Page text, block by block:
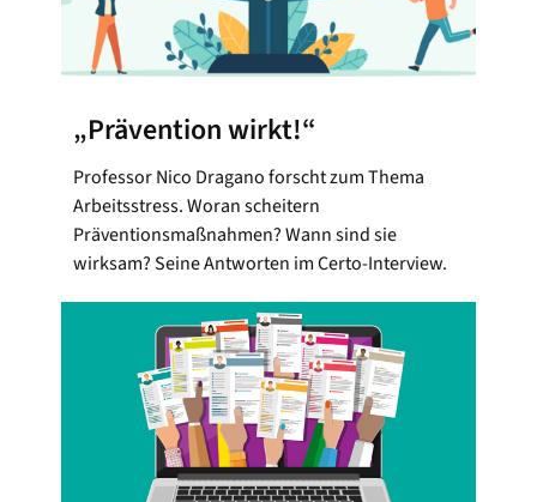
„Prävention wirkt!“
Professor Nico Dragano forscht zum Thema
Arbeitsstress. Woran scheitern
Präventionsmaßnahmen? Wann sind sie
wirksam? Seine Antworten im Certo-Interview.